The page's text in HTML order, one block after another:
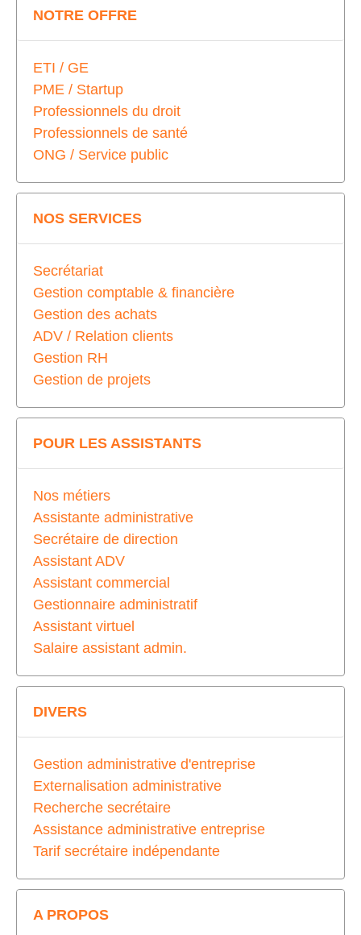
NOTRE OFFRE
ETI / GE
PME / Startup
Professionnels du droit
Professionnels de santé
ONG / Service public
NOS SERVICES
Secrétariat
Gestion comptable & financière
Gestion des achats
ADV / Relation clients
Gestion RH
Gestion de projets
POUR LES ASSISTANTS
Nos métiers
Assistante administrative
Secrétaire de direction
Assistant ADV
Assistant commercial
Gestionnaire administratif
Assistant virtuel
Salaire assistant admin.
DIVERS
Gestion administrative d'entreprise
Externalisation administrative
Recherche secrétaire
Assistance administrative entreprise
Tarif secrétaire indépendante
A PROPOS